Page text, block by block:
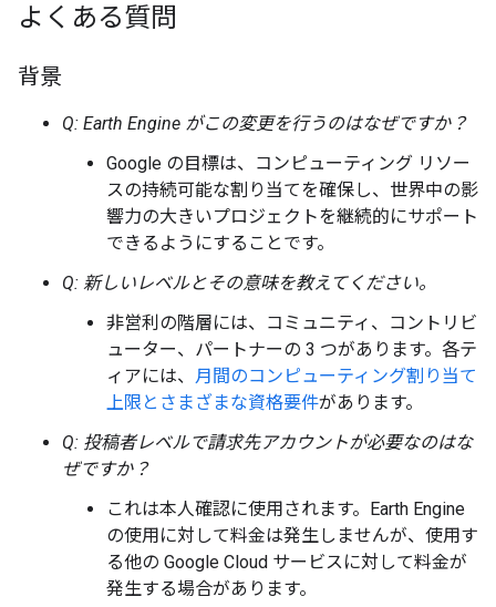
よくある質問
背景
Q: Earth Engine がこの変更を行うのはなぜですか？
Google の目標は、コンピューティング リソー
スの持続可能な割り当てを確保し、世界中の影
響力の大きいプロジェクトを継続的にサポート
できるようにすることです。
Q: 新しいレベルとその意味を教えてください。
非営利の階層には、コミュニティ、コントリビ
ューター、パートナーの 3 つがあります。各テ
ィアには、 月間のコンピューティング割り当て
上限とさまざまな資格要件があります。
Q: 投稿者レベルで請求先アカウントが必要なのはな
ぜですか？
これは本人確認に使用されます。Earth Engine
の使用に対して料金は発生しませんが、使用す
る他の Google Cloud サービスに対して料金が
発生する場合があります。